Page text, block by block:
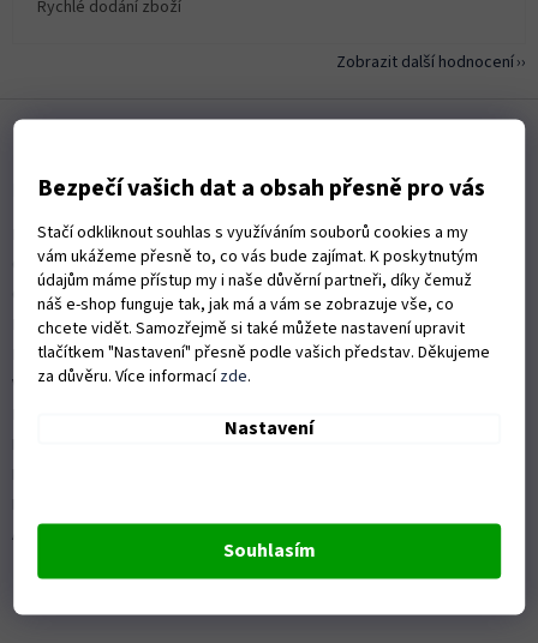
Bezpečí vašich dat a obsah přesně pro vás
Stačí odkliknout souhlas s využíváním souborů cookies a my
vám ukážeme přesně to, co vás bude zajímat. K poskytnutým
údajům máme přístup my i naše důvěrní partneři, díky čemuž
náš e-shop funguje tak, jak má a vám se zobrazuje vše, co
chcete vidět. Samozřejmě si také můžete nastavení upravit
tlačítkem "Nastavení" přesně podle vašich představ. Děkujeme
za důvěru. Více informacízde.
Nastavení
Souhlasím
Rychlé dodání zboží
Zobrazit další hodnocení
Informace pro vás
Kontakty
Obchodní podmínky
Ochrana osobních údajů
Možnosti dopravy
Platební možnosti
Vrácení zboží a reklamace
Autorizovaný servis Husqvarna